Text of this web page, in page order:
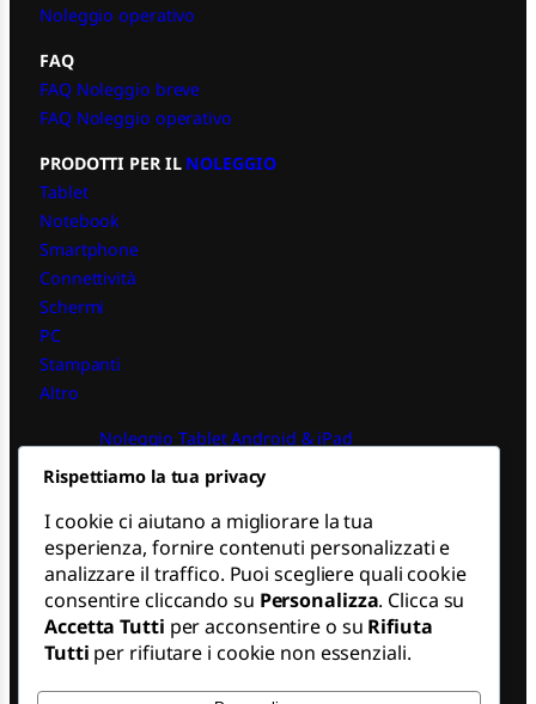
Noleggio operativo
FAQ
FAQ Noleggio breve
FAQ Noleggio operativo
PRODOTTI PER IL NOLEGGIO
Tablet
Notebook
Smartphone
Connettività
Schermi
PC
Stampanti
Altro
Noleggio Tablet Android & iPad
Noleggio PC iPad
Noleggio Operativo PC Finanziarie
Noleggio Notebook Macbook
Noleggio Operativo Apple
SEGUICI
L
n
Rispettiamo la tua privacy
I cookie ci aiutano a migliorare la tua
esperienza, fornire contenuti personalizzati e
analizzare il traffico. Puoi scegliere quali cookie
consentire cliccando su Personalizza. Clicca su
Accetta Tutti per acconsentire o su Rifiuta
Tutti per rifiutare i cookie non essenziali.